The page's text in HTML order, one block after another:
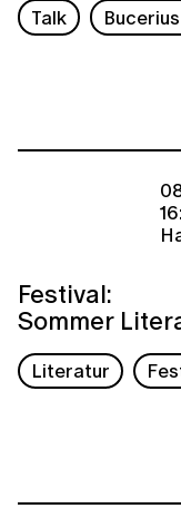
Talk
Festival:
Sommer
Literatur